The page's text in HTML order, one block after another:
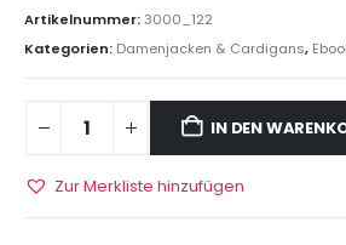
Artikelnummer:3000_122
Kategorien: Damenjacken & Cardigans,
IN DEN
Zur Merkliste hinzufügen